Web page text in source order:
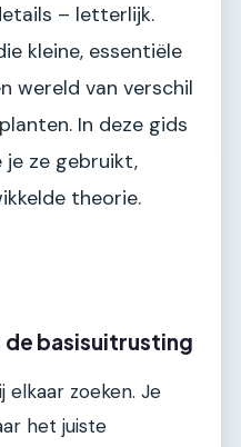
– letterlijk.
kleine, essentiële
wereld van verschil
In deze gids
je ze gebruikt,
theorie.
basisuitrusting
elkaar zoeken. Je
het juiste